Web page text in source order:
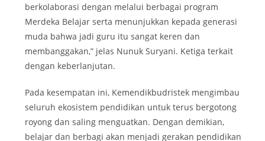
berkolaborasi dengan melalui berbagai program
Merdeka Belajar serta menunjukkan kepada generasi
muda bahwa jadi guru itu sangat keren dan
membanggakan,” jelas Nunuk Suryani. Ketiga terkait
dengan keberlanjutan.
Pada kesempatan ini, Kemendikbudristek mengimbau
seluruh ekosistem pendidikan untuk terus bergotong
royong dan saling menguatkan. Dengan demikian,
belajar dan berbagi akan menjadi gerakan pendidikan